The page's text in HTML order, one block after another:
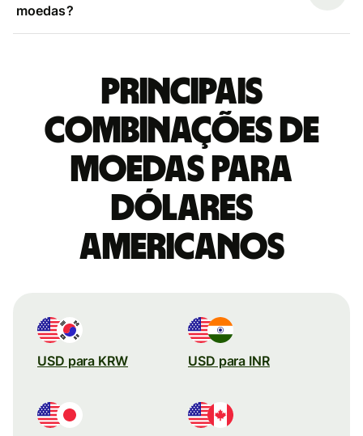
moedas?
Principais
combinações de
moedas para
Dólares
americanos
USD para KRW USD para INR